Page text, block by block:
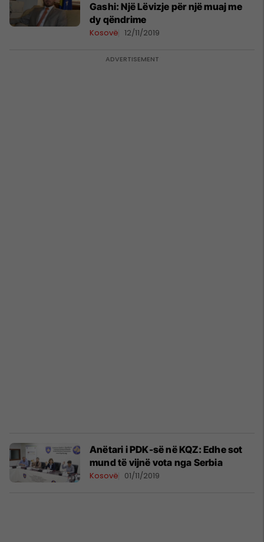
Gashi: Një Lëvizje për një muaj me
dy qëndrime
Kosovë 12/11/2019
Anëtari i PDK-së në KQZ: Edhe sot
mund të vijnë vota nga Serbia
Kosovë 01/11/2019